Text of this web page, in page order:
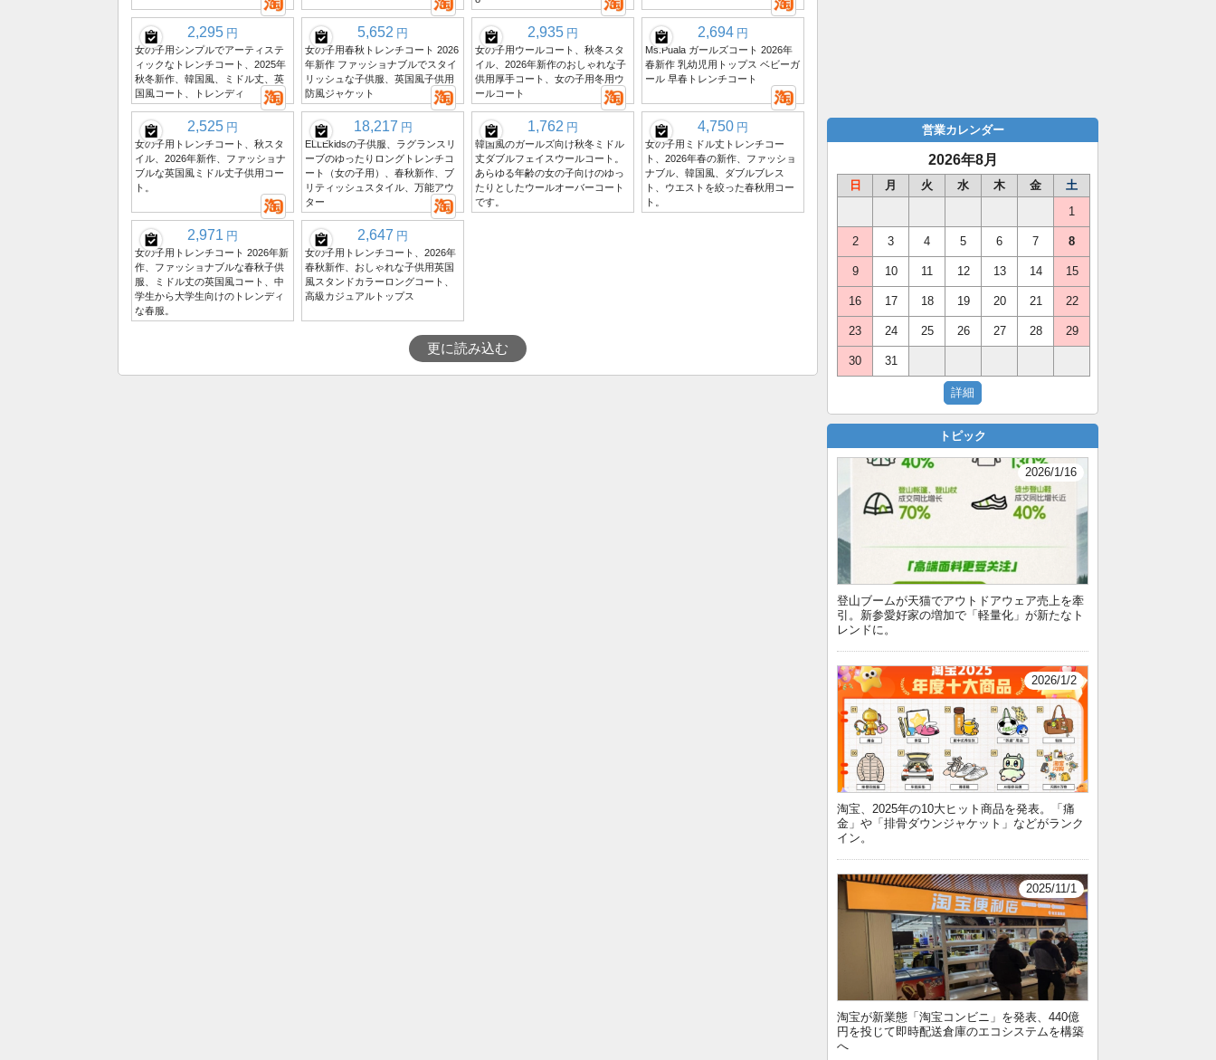
2,295 円
女の子用シンプルでアーティステ
ィックなトレンチコート、2025年
秋冬新作、韓国風、ミドル丈、英
国風コート、トレンディ
5,652 円
女の子用春秋トレンチコート 2026
年新作 ファッショナブルでスタイ
リッシュな子供服、英国風子供用
防風ジャケット
2,935 円
女の子用ウールコート、秋冬スタ
イル、2026年新作のおしゃれな子
供用厚手コート、女の子用冬用ウ
ールコート
2,694 円
Ms.Puala ガールズコート 2026年
春新作 乳幼児用トップス ベビーガ
ール 早春トレンチコート
2,525 円
女の子用トレンチコート、秋スタ
イル、2026年新作、ファッショナ
ブルな英国風ミドル丈子供用コー
ト。
18,217 円
ELLEkidsの子供服、ラグランスリ
ーブのゆったりロングトレンチコ
ート（女の子用）、春秋新作、ブ
リティッシュスタイル、万能アウ
ター
1,762 円
韓国風のガールズ向け秋冬ミドル
丈ダブルフェイスウールコート。
あらゆる年齢の女の子向けのゆっ
たりとしたウールオーバーコート
です。
4,750 円
女の子用ミドル丈トレンチコー
ト、2026年春の新作、ファッショ
ナブル、韓国風、ダブルブレス
ト、ウエストを絞った春秋用コー
ト。
2,971 円
女の子用トレンチコート 2026年新
作、ファッショナブルな春秋子供
服、ミドル丈の英国風コート、中
学生から大学生向けのトレンディ
な春服。
2,647 円
女の子用トレンチコート、2026年
春秋新作、おしゃれな子供用英国
風スタンドカラーロングコート、
高級カジュアルトップス
更に読み込む
営業カレンダー
2026年8月
日 月 火 水 木 金
土
1
2 3 4 5 6 7 8
9 10 11 12 13 14 15
16 17 18 19 20 21 22
23 24 25 26 27 28 29
30 31
トピック
2026/1/16
登山ブームが天猫でアウトドアウェア売上を牽
引。新参愛好家の増加で「軽量化」が新たなト
レンドに。
2026/1/2
淘宝、2025年の10大ヒット商品を発表。「痛
金」や「排骨ダウンジャケット」などがランク
イン。
2025/11/1
淘宝が新業態「淘宝コンビニ」を発表、440億
円を投じて即時配送倉庫のエコシステムを構築
へ